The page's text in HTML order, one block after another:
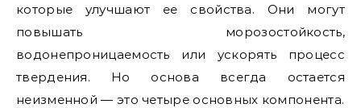
которые улучшают ее свойства. Они могут
повышать морозостойкость,
водонепроницаемость или ускорять процесс
твердения. Но основа всегда остается
неизменной — это четыре основных компонента.